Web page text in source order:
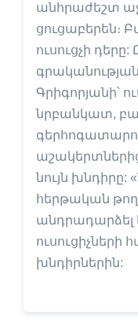
անհրաժեշտ
ցուցաբերեն։
ուսուցչի
Գրիգորյանի՝
նրբանկատ,
նույն խնդիրը:
հերթական
անդրադարձել
խնդիրներին: